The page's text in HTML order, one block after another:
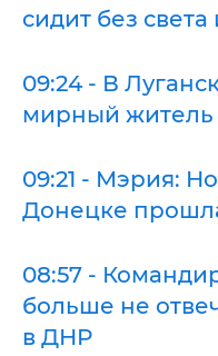
сидит без
09:24 - В
мирный житель
09:21 - Мэрия:
Донецке
08:57 -
больше не
в ДНР